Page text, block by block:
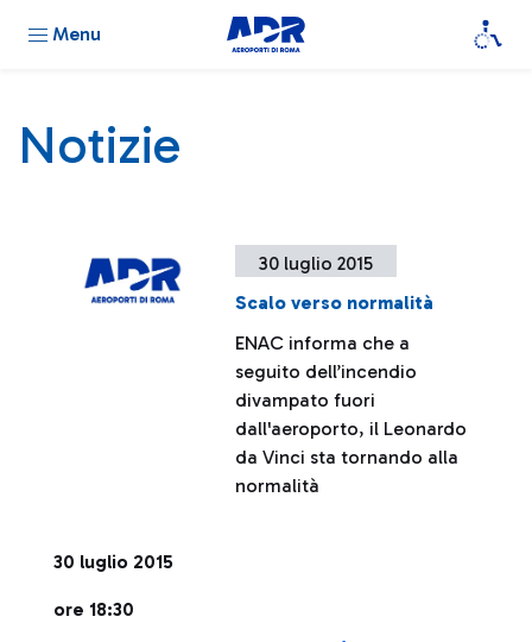
Menu
Notizie
30 luglio 2015
Scalo verso normalità
ENAC informa che a
seguito dell’incendio
divampato fuori
dall'aeroporto, il Leonardo
da Vinci sta tornando alla
normalità
30 luglio 2015
ore 18:30